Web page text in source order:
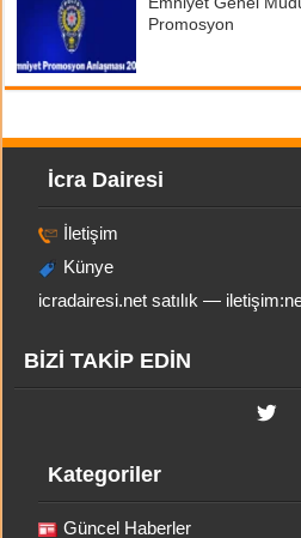
Promosyon
İcra Dairesi
İletişim
Künye
icradairesi.net satılık — iletişim:
BİZİ TAKİP EDİN
Kategoriler
Güncel Haberler